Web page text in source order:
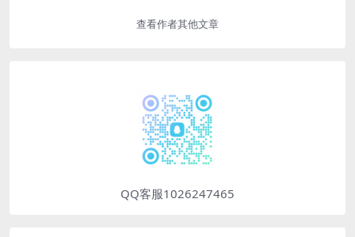
查看作者其他文章
QQ客服1026247465